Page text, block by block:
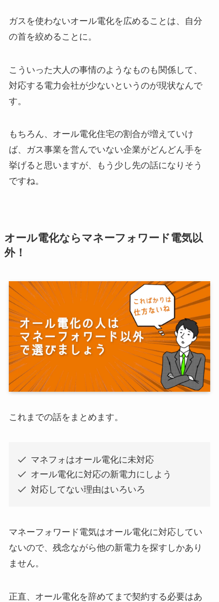
ガスを使わないオール電化を広めることは、自分
の首を絞めることに。
こういった大人の事情のようなものも関係して、
対応する電力会社が少ないというのが現状なんで
す。
もちろん、オール電化住宅の割合が増えていけ
ば、ガス事業を営んでいない企業がどんどん手を
挙げると思いますが、もう少し先の話になりそう
ですね。
オール電化ならマネーフォワード電気以
外！
これまでの話をまとめます。
マネフォはオール電化に未対応
オール電化に対応の新電力にしよう
対応してない理由はいろいろ
マネーフォワード電気はオール電化に対応してい
ないので、残念ながら他の新電力を探すしかあり
ません。
正直、オール電化を辞めてまで契約する必要はあ